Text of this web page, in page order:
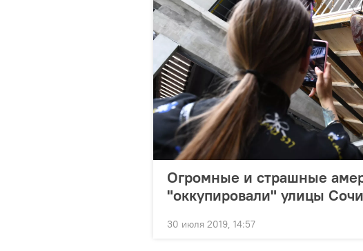
Огромные и страшные
"оккупировали" улицы Сочи
30 июля 2019, 14:57